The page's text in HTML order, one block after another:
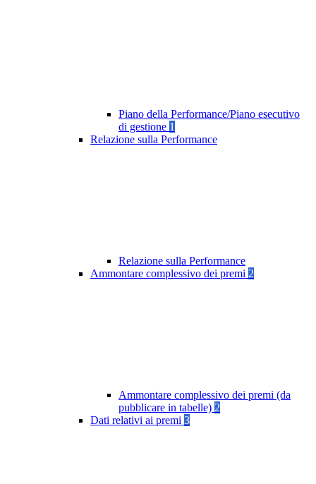
Piano della Performance/Piano esecutivo
di gestione 1
Relazione sulla Performance
Relazione sulla Performance
Ammontare complessivo dei premi 2
Ammontare complessivo dei premi (da
pubblicare in tabelle) 2
Dati relativi ai premi 3